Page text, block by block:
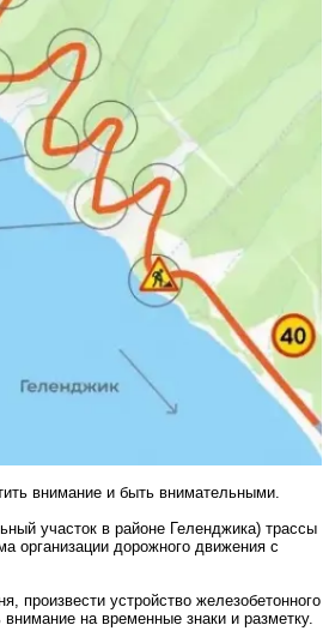
внимание и быть внимательными.
участок в районе Геленджика) трассы
организации дорожного движения с
произвести устройство железобетонного
на временные знаки и разметку.